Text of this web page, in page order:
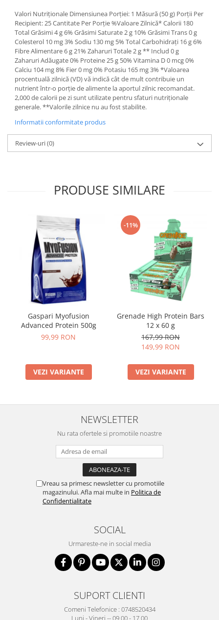
Valori Nutriționale Dimensiunea Porției: 1 Măsură (50 g) Porții Per
Recipient: 25 Cantitate Per Porție %Valoare Zilnică* Calorii 180
Total Grăsimi 4 g 6% Grăsimi Saturate 2 g 10% Grăsimi Trans 0 g
Colesterol 10 mg 3% Sodiu 130 mg 5% Total Carbohidrați 16 g 6%
Fibre Alimentare 6 g 21% Zaharuri Totale 2 g ** Includ 0 g
Zaharuri Adăugate 0% Proteine 25 g 50% Vitamina D 0 mcg 0%
Calciu 104 mg 8% Fier 0 mg 0% Potasiu 165 mg 3% *Valoarea
procentuală zilnică (VD) vă indică cât de mult contribuie un
nutrient într-o porție de alimente la aportul zilnic recomandat.
2,000 de calorii pe zi sunt utilizate pentru sfaturi nutriționale
generale. **Valorile zilnice nu au fost stabilite.
Informatii conformitate produs
Review-uri(0)
PRODUSE SIMILARE
Gaspari Myofusion
Advanced Protein 500g
99,99 RON
VEZI VARIANTE
-11%
Grenade High Protein Bars
12 x 60 g
167,99 RON
149,99 RON
VEZI VARIANTE
NEWSLETTER
Nu rata ofertele si promotiile noastre
Vreau sa primesc newsletter cu promotiile
magazinului. Afla mai multe in Politica de
Confidentialitate
SOCIAL
Urmareste-ne in social media
SUPORT CLIENTI
Comeni Telefonice : 0748520434
Luni - Vineri -- 09.00 - 17.00